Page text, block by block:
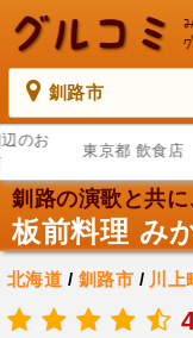
釧路市
のお
東京都 飲食店
釧路の演歌と共に
板前料理 み
北海道 / 釧路市 / 川上